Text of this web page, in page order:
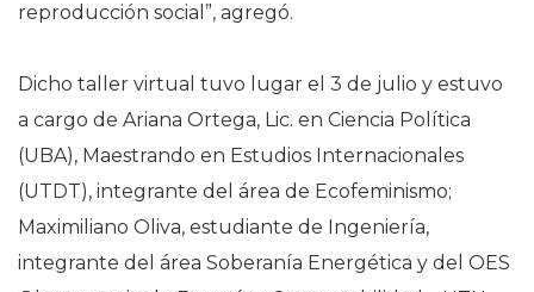
reproducción social”, agregó.
Dicho taller virtual tuvo lugar el 3 de julio y estuvo
a cargo de Ariana Ortega, Lic. en Ciencia Política
(UBA), Maestrando en Estudios Internacionales
(UTDT), integrante del área de Ecofeminismo;
Maximiliano Oliva, estudiante de Ingeniería,
integrante del área Soberanía Energética y del OES